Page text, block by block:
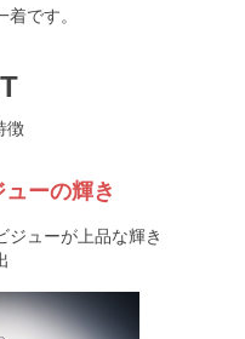
です。
徴
ーの輝き
ジューが上品な輝き